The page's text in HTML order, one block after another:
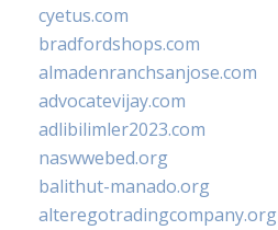
cyetus.com
bradfordshops.com
almadenranchsanjose.com
advocatevijay.com
adlibilimler2023.com
naswwebed.org
balithut-manado.org
alteregotradingcompany.org